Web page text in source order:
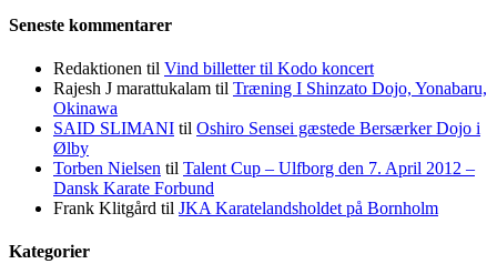
Seneste kommentarer
Redaktionen til Vind billetter til Kodo koncert
Rajesh J marattukalam til Træning I Shinzato Dojo, Yonabaru,
Okinawa
SAID SLIMANI til Oshiro Sensei gæstede Bersærker Dojo i
Ølby
Torben Nielsen til Talent Cup – Ulfborg den 7. April 2012 –
Dansk Karate Forbund
Frank Klitgård til JKA Karatelandsholdet på Bornholm
Kategorier